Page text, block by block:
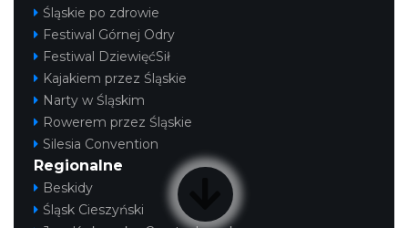
Śląskie po zdrowie
Festiwal Górnej Odry
Festiwal DziewięćSił
Kajakiem przez Śląskie
Narty w Śląskim
Rowerem przez Śląskie
Silesia Convention
Regionalne
Beskidy
Śląsk Cieszyński